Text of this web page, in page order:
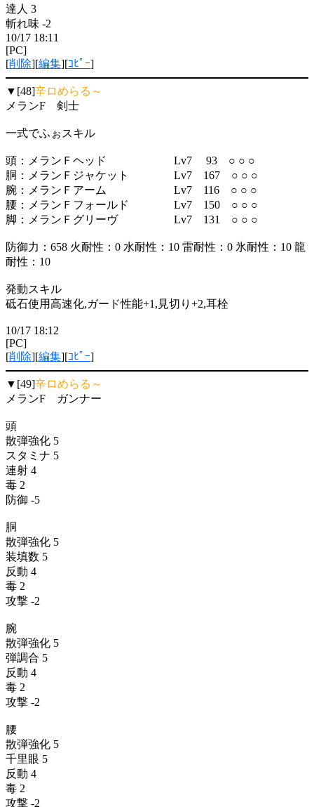
達人 3
斬れ味 -2
10/17 18:11
[PC]
[削除][編集][ｺﾋﾟｰ]
▼[48]辛ロめらる～
メランF 剣士
一式でふぉスキル
頭：メランＦヘッド Lv7 93 ○ ○ ○
胴：メランＦジャケット Lv7 167 ○ ○ ○
腕：メランＦアーム Lv7 116 ○ ○ ○
腰：メランＦフォールド Lv7 150 ○ ○ ○
脚：メランＦグリーヴ Lv7 131 ○ ○ ○
防御力：658 火耐性：0 水耐性：10 雷耐性：0 氷耐性：10 龍
耐性：10
発動スキル
砥石使用高速化,ガード性能+1,見切り+2,耳栓
10/17 18:12
[PC]
[削除][編集][ｺﾋﾟｰ]
▼[49]辛ロめらる～
メランF ガンナー
頭
散弾強化 5
スタミナ 5
連射 4
毒 2
防御 -5
胴
散弾強化 5
装填数 5
反動 4
毒 2
攻撃 -2
腕
散弾強化 5
弾調合 5
反動 4
毒 2
攻撃 -2
腰
散弾強化 5
千里眼 5
反動 4
毒 2
攻撃 -2